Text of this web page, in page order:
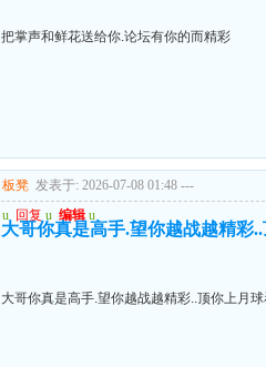
把掌声和鲜花送给你.论坛有你的而精彩
板凳 发表于: 2026-07-08 01:48 ---
u 回复 u 编辑 u
大哥你真是高手.望你越战越精彩
大哥你真是高手.望你越战越精彩..顶你上月